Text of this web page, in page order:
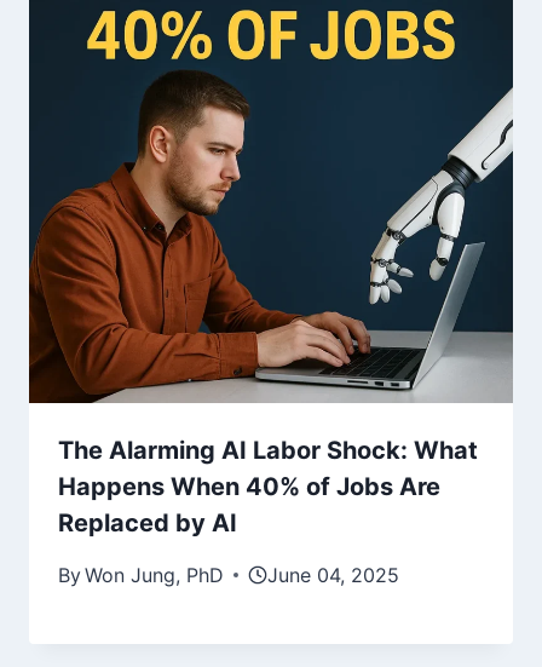
The Alarming AI Labor Shock: What
Happens When 40% of Jobs Are
Replaced by AI
ByWon Jung, PhD June 04, 2025